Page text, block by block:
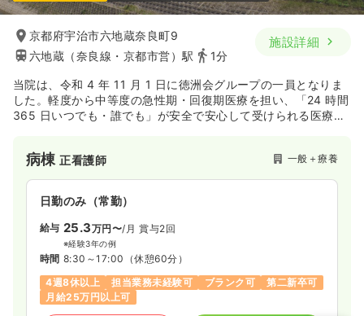
京都府宇治市六地蔵奈良町9
六地蔵（奈良線・京都市営）駅
1分
施設詳細
当院は、令和 4 年 11 月 1 日に徳洲会グループの一員となりま
した。軽度から中等度の急性期・回復期医療を担い、「24 時間
365 日いつでも・誰でも」が安全で安心して受けられる医療を
す。
病棟正看護師 一般＋療養
日勤のみ（常勤）
給与 25.3万円〜/月 賞与2回
※経験3年の例
時間 8:30～17:00 （休憩60分）
4週8休以上
担当業務未経験可 ブランク可
第二新卒可
月給25万円以上可